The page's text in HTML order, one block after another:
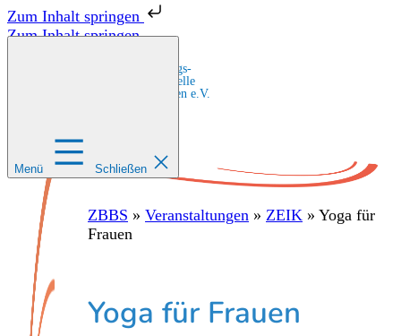
Zum Inhalt springen
Zum Inhalt springen
Zentrale Bildungs-
und Beratungsstelle
für Migrant:innen e.V.
Menü Schließen
ZBBS » Veranstaltungen » ZEIK » Yoga für
Frauen
Yoga für Frauen